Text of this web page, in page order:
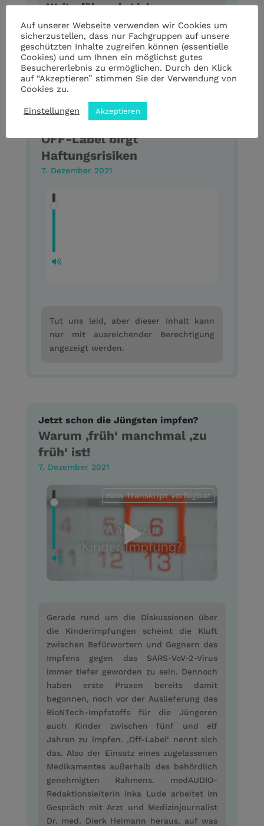
Weiterführende Links
Robert Koch-Institut (Pressemitteilung,
deutsch, 09.12.21)
zdf.de (Interview, deutsch, 09.12.21)
Kinder-Impfung ab dem 3. Advent
OFF-Label birgt
Haftungsrisiken
7. Dezember 2021
Tut uns leid, aber dieser Inhalt kann
nur mit ausreichender Berechtigung
angezeigt werden.
Jetzt schon die Jüngsten impfen?
Warum ‚früh‘ manchmal ‚zu
früh‘ ist!
7. Dezember 2021
Kein Transkript verfügbar
Gerade rund um die Diskussionen über
die Kinderimpfungen scheint die Kluft
zwischen Befürwortern und Gegnern des
Impfens gegen das SARS-VoV-2-Virus
immer tiefer geworden zu sein. Dennoch
haben erste Praxen bereits damit
begonnen, noch vor der Auslieferung des
BioNTech-Impfstoffs für die Jüngeren
auch Kinder zwischen fünf und elf
Jahren zu impfen. ‚Off-Label‘ nennt sich
das. Also der Einsatz eines zugelassenen
Medikamentes außerhalb des behördlich
genehmigten Rahmens. medAUDIO-
Redaktionsleiterin Inka Lude arbeitet im
Gespräch mit Arzt und Medizinjournalist
Dr. med. Dierk Heimann heraus, auf was
Auf unserer Webseite verwenden wir Cookies um
sicherzustellen, dass nur Fachgruppen auf unsere
geschützten Inhalte zugreifen können (essentielle
Cookies) und um Ihnen ein möglichst gutes
Besuchererlebnis zu ermöglichen. Durch den Klick
auf “Akzeptieren” stimmen Sie der Verwendung von
Cookies zu.
Einstellungen Akzeptieren